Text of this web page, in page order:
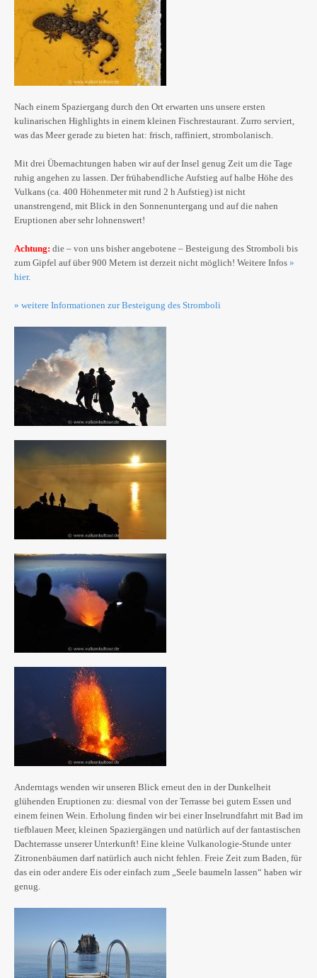
Nach einem Spaziergang durch den Ort erwarten uns unsere ersten
kulinarischen Highlights in einem kleinen Fischrestaurant. Zurro serviert,
was das Meer gerade zu bieten hat: frisch, raffiniert, strombolanisch.
Mit drei Übernachtungen haben wir auf der Insel genug Zeit um die Tage
ruhig angehen zu lassen. Der frühabendliche Aufstieg auf halbe Höhe des
Vulkans (ca. 400 Höhenmeter mit rund 2 h Aufstieg) ist nicht
unanstrengend, mit Blick in den Sonnenuntergang und auf die nahen
Eruptionen aber sehr lohnenswert!
Achtung: die – von uns bisher angebotene – Besteigung des Stromboli bis
zum Gipfel auf über 900 Metern ist derzeit nicht möglich! Weitere Infos »
hier.
» weitere Informationen zur Besteigung des Stromboli
Anderntags wenden wir unseren Blick erneut den in der Dunkelheit
glühenden Eruptionen zu: diesmal von der Terrasse bei gutem Essen und
einem feinen Wein. Erholung finden wir bei einer Inselrundfahrt mit Bad im
tiefblauen Meer, kleinen Spaziergängen und natürlich auf der fantastischen
Dachterrasse unserer Unterkunft! Eine kleine Vulkanologie-Stunde unter
Zitronenbäumen darf natürlich auch nicht fehlen. Freie Zeit zum Baden, für
das ein oder andere Eis oder einfach zum „Seele baumeln lassen“ haben wir
genug.